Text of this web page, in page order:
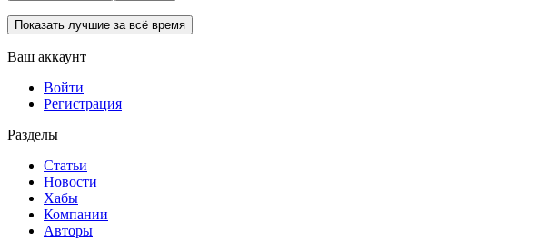
Показать лучшие за всё время
Ваш аккаунт
Войти
Регистрация
Разделы
Статьи
Новости
Хабы
Компании
Авторы